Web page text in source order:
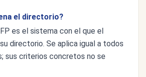
el directorio?
es el sistema con el que el
directorio. Se aplica igual a todos
sus criterios concretos no se